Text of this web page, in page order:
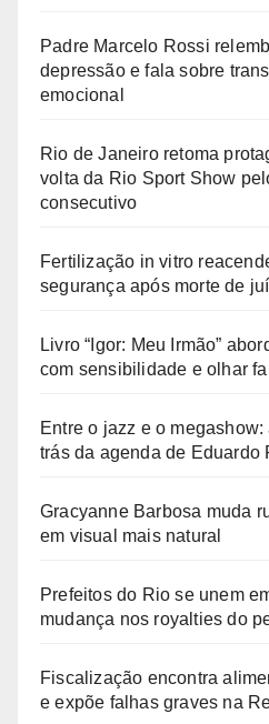
Padre Marcelo Rossi
depressão e fala sobre
emocional
Rio de Janeiro retoma
volta da Rio Sport Show
consecutivo
Fertilização in vitro
segurança após morte de
Livro “Igor: Meu Irmão”
com sensibilidade e olhar
Entre o jazz e o
trás da agenda de Eduardo
Gracyanne Barbosa muda
em visual mais natural
Prefeitos do Rio se unem
mudança nos royalties do
Fiscalização encontra
e expõe falhas graves na